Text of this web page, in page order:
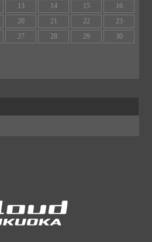
13 14 15
16
20 21 22
23
27 28 29
30